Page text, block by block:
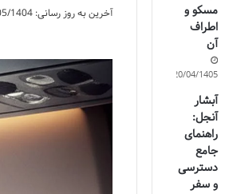
آخرین به روز رسانی: 03/05/1404
مسکو و
اطراف
آن
20/04/1405
آبشار
آنجل:
راهنمای
جامع
دسترسی
و سفر